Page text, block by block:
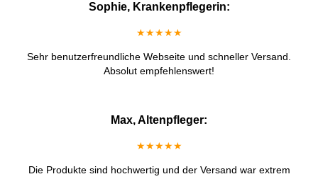
Sophie, Krankenpflegerin:
★★★★★
Sehr benutzerfreundliche Webseite und schneller Versand.
Absolut empfehlenswert!
Max, Altenpfleger:
★★★★★
Die Produkte sind hochwertig und der Versand war extrem